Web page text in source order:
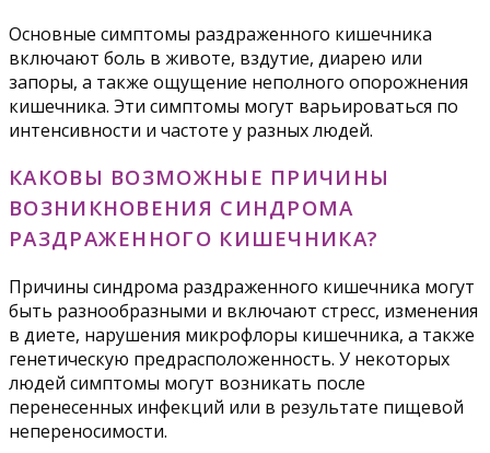
Основные симптомы раздраженного кишечника
включают боль в животе, вздутие, диарею или
запоры, а также ощущение неполного опорожнения
кишечника. Эти симптомы могут варьироваться по
интенсивности и частоте у разных людей.
КАКОВЫ ВОЗМОЖНЫЕ ПРИЧИНЫ
ВОЗНИКНОВЕНИЯ СИНДРОМА
РАЗДРАЖЕННОГО КИШЕЧНИКА?
Причины синдрома раздраженного кишечника могут
быть разнообразными и включают стресс, изменения
в диете, нарушения микрофлоры кишечника, а также
генетическую предрасположенность. У некоторых
людей симптомы могут возникать после
перенесенных инфекций или в результате пищевой
непереносимости.